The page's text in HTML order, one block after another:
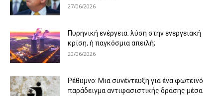
27/06/2026
Πυρηνική ενέργεια: λύση στην ενεργειακή
κρίση, ή παγκόσμια απειλή;
20/06/2026
Ρέθυμνο: Μια συνέντευξη για ένα φωτεινό
παράδειγμα αντιφασιστικής δράσης μέσα